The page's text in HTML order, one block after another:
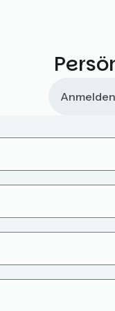
Anmelden